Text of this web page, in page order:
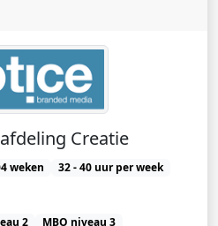
Creatie
weken
32 - 40 uur per week
2 MBO niveau 3